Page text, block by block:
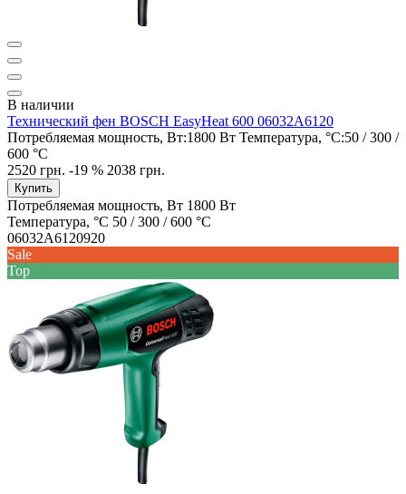
В наличии
Технический фен BOSCH EasyHeat 600 06032A6120
Потребляемая мощность, Вт:1800 Вт Температура, °С:50 / 300 /
600 °C
2520 грн. -19 % 2038 грн.
Купить
Потребляемая мощность, Вт 1800 Вт
Температура, °С 50 / 300 / 600 °C
06032A6120920
Sale
Top